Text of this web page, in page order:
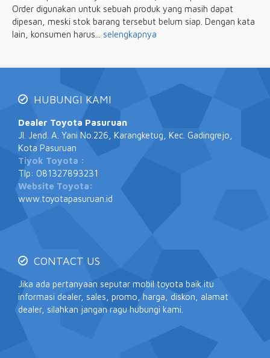
Order digunakan untuk sebuah produk yang masih dapat
dipesan, meski stok barang tersebut belum siap. Dengan kata
lain, konsumen harus... selengkapnya
HUBUNGI KAMI
Dealer Toyota Pasuruan
Jl. Jend. A. Yani No.226, Karangketug, Kec. Gadingrejo,
Kota Pasuruan
Tiyok Toyota :
Tlp: 081327893231
Website Toyota:
www.toyotapasuruan.id
CONTACT US
Jika ada pertanyaan seputar mobil toyota baik itu
informasi dealer, sales, promo, harga, diskon, alamat
dealer, silahkan jangan ragu hubungi kami.